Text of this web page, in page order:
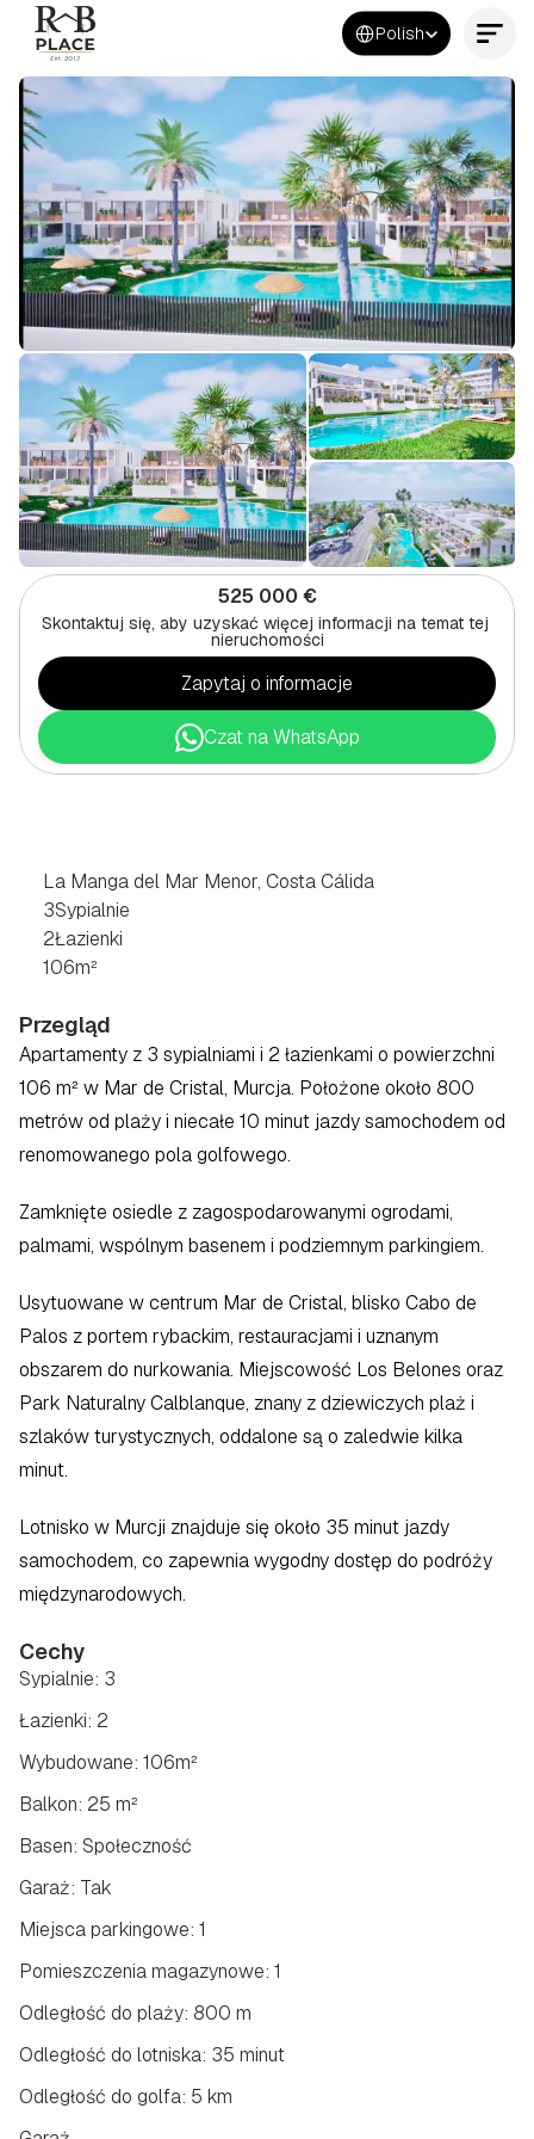
Select Language
Polish
Kontakt
525 000 €
Skontaktuj się, aby uzyskać więcej informacji na temat tej
nieruchomości
Zapytaj o informacje
Czat na WhatsApp
La Manga del Mar Menor, Costa Cálida
3Sypialnie
2Łazienki
106m²
Przegląd
Apartamenty z 3 sypialniami i 2 łazienkami o powierzchni
106 m² w Mar de Cristal, Murcja. Położone około 800
metrów od plaży i niecałe 10 minut jazdy samochodem od
renomowanego pola golfowego.
Zamknięte osiedle z zagospodarowanymi ogrodami,
palmami, wspólnym basenem i podziemnym parkingiem.
Usytuowane w centrum Mar de Cristal, blisko Cabo de
Palos z portem rybackim, restauracjami i uznanym
obszarem do nurkowania. Miejscowość Los Belones oraz
Park Naturalny Calblanque, znany z dziewiczych plaż i
szlaków turystycznych, oddalone są o zaledwie kilka
minut.
Lotnisko w Murcji znajduje się około 35 minut jazdy
samochodem, co zapewnia wygodny dostęp do podróży
międzynarodowych.
Cechy
Łazienki: 2
Wybudowane: 106m²
Sypialnie: 3
Balkon: 25 m²
Basen: Społeczność
Garaż: Tak
Miejsca parkingowe: 1
Pomieszczenia magazynowe: 1
Odległość do plaży: 800 m
Odległość do lotniska: 35 minut
Odległość do golfa: 5 km